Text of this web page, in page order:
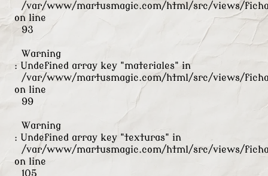
/var/www/martusmagic.com/html/src/views/
on line
93
Warning
: Undefined array key "materiales" in
/var/www/martusmagic.com/html/src/views/
on line
99
Warning
: Undefined array key "texturas" in
/var/www/martusmagic.com/html/src/views/
on line
105